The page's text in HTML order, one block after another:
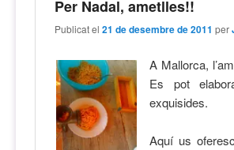
Per Nadal, ametlles!!
Publicat el21 de desembre de 2011 per
A Mallorca,
Es pot
exquisides.
Aquí us